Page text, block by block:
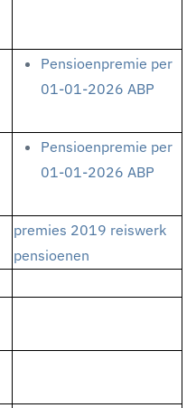
Pensioenpremie per
01-01-2026 ABP
Pensioenpremie per
01-01-2026 ABP
premies 2019 reiswerk
pensioenen